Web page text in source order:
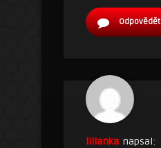
Odpovědět
lilianka napsal: